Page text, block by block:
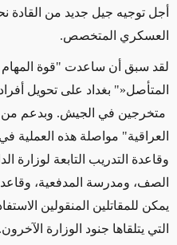
أجل توجيه جيل جديد من القادة نحو
العسكري المتخصص.
لقد سبق أن ساعدت "قوة المهام
المتأصل«" بغداد على تحويل
متخرجين في الجيش. وبدعم من
العراقية" مواصلة هذه
وقاعدة التدريب التابعة لوزارة
الصف، ومدرسة المدفعية،
يمكن للمقاتلين المنقولين
التي يتلقاها جنود الوزارة